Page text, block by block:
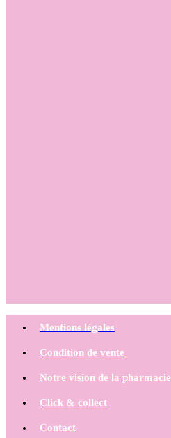
Mentions légales
Condition de vente
Notre vision de la pharmacie
Click & collect
Contact